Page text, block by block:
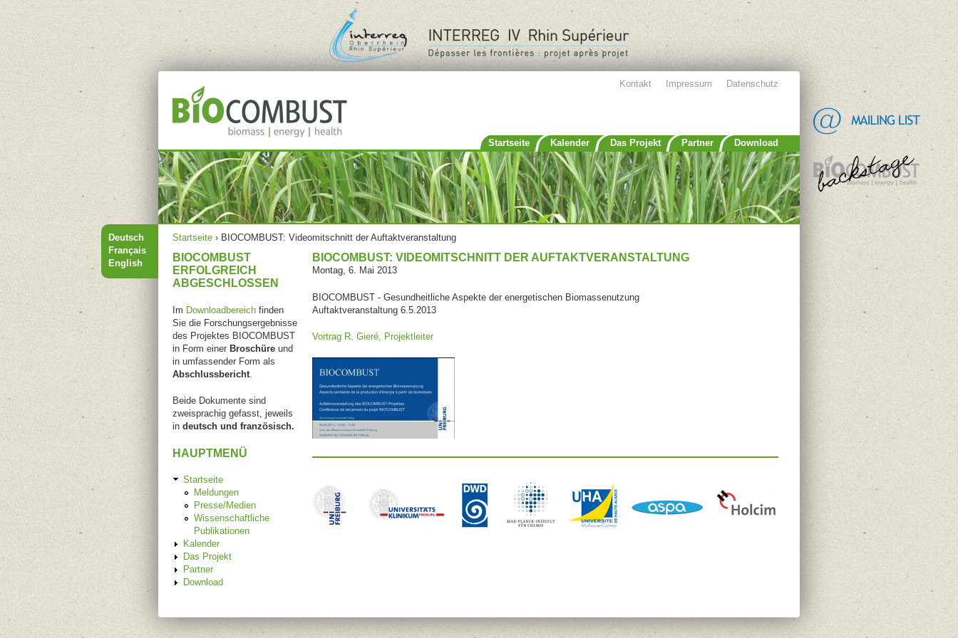
Startseite Kalender Das Projekt Partner Download
Kontakt Impressum Datenschutz
Sie sind hier
Startseite › BIOCOMBUST: Videomitschnitt der Auftaktveranstaltung
BIOCOMBUST: VIDEOMITSCHNITT DER AUFTAKTVERANSTALTUNG
Montag, 6. Mai 2013
BIOCOMBUST - Gesundheitliche Aspekte der energetischen Biomassenutzung
Auftaktveranstaltung 6.5.2013
Vortrag R. Gieré, Projektleiter
BIOCOMBUST
ERFOLGREICH
ABGESCHLOSSEN
Im Downloadbereich finden
Sie die Forschungsergebnisse
des Projektes BIOCOMBUST
in Form einer Broschüre und
in umfassender Form als
Abschlussbericht
Beide Dokumente sind
zweisprachig gefasst, jeweils
in deutsch und französisch.
HAUPTMENÜ
Startseite
Meldungen
Presse/Medien
Wissenschaftliche
Publikationen
Kalender
Das Projekt
Partner
Download
Deutsch
Français
English